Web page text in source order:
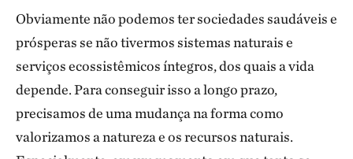
Obviamente não podemos ter sociedades saudáveis ​​e
prósperas se não tivermos sistemas naturais e
serviços ecossistêmicos íntegros, dos quais a vida
depende. Para conseguir isso a longo prazo,
precisamos de uma mudança na forma como
valorizamos a natureza e os recursos naturais.